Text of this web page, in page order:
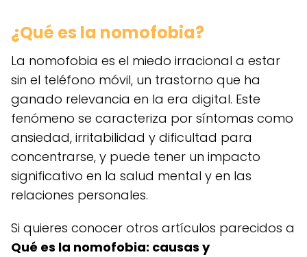
¿Qué es la nomofobia?
La nomofobia es el miedo irracional a estar
sin el teléfono móvil, un trastorno que ha
ganado relevancia en la era digital. Este
fenómeno se caracteriza por síntomas como
ansiedad, irritabilidad y dificultad para
concentrarse, y puede tener un impacto
significativo en la salud mental y en las
relaciones personales.
Si quieres conocer otros artículos parecidos a
Qué es la nomofobia: causas y